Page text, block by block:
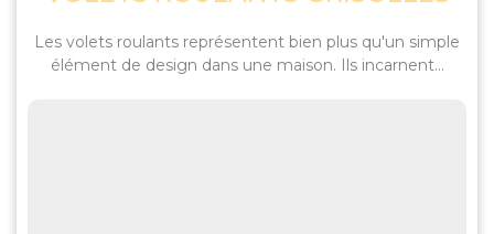
Les volets roulants représentent bien plus qu'un simple
élément de design dans une maison. Ils incarnent...